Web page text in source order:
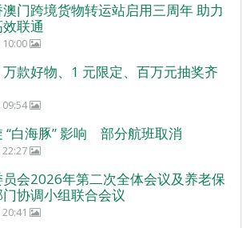
门跨境货物转运站启用三周年 助力
联通
款好物、1 元限定、百万元抽奖齐
“白海豚” 影响 部分航班取消
会2026年第二次全体会议及养老保
协调小组联合会议